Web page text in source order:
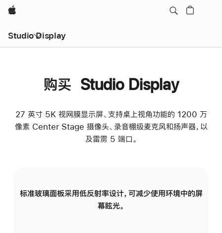
Apple
Studio Display
购买 Studio Display
27 英寸 5K 视网膜显示屏、支持桌上视角功能的 1200 万
像素 Center Stage 摄像头、录音棚级麦克风和扬声器，以
及雷雳 5 端口。
标准玻璃面板采用低反射率设计，可减少使用环境中的屏
幕眩光。